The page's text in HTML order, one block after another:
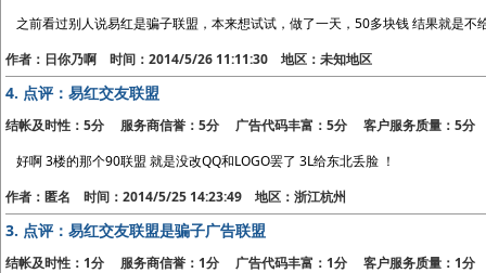
之前看过别人说易红是骗子联盟，本来想试试，做了一天，50多块钱 结果就是
作者：日你乃啊 时间：2014/5/26 11:11:30 地区：未知地区
4. 点评：易红交友联盟
结帐及时性：5分 服务商信誉：5分 广告代码丰富：5分 客户服务质量：5分
好啊 3楼的那个90联盟 就是没改QQ和LOGO罢了 3L给东北丢脸 ！
作者：匿名 时间：2014/5/25 14:23:49 地区：浙江杭州
3. 点评：易红交友联盟是骗子广告联盟
结帐及时性：1分 服务商信誉：1分 广告代码丰富：1分 客户服务质量：1分